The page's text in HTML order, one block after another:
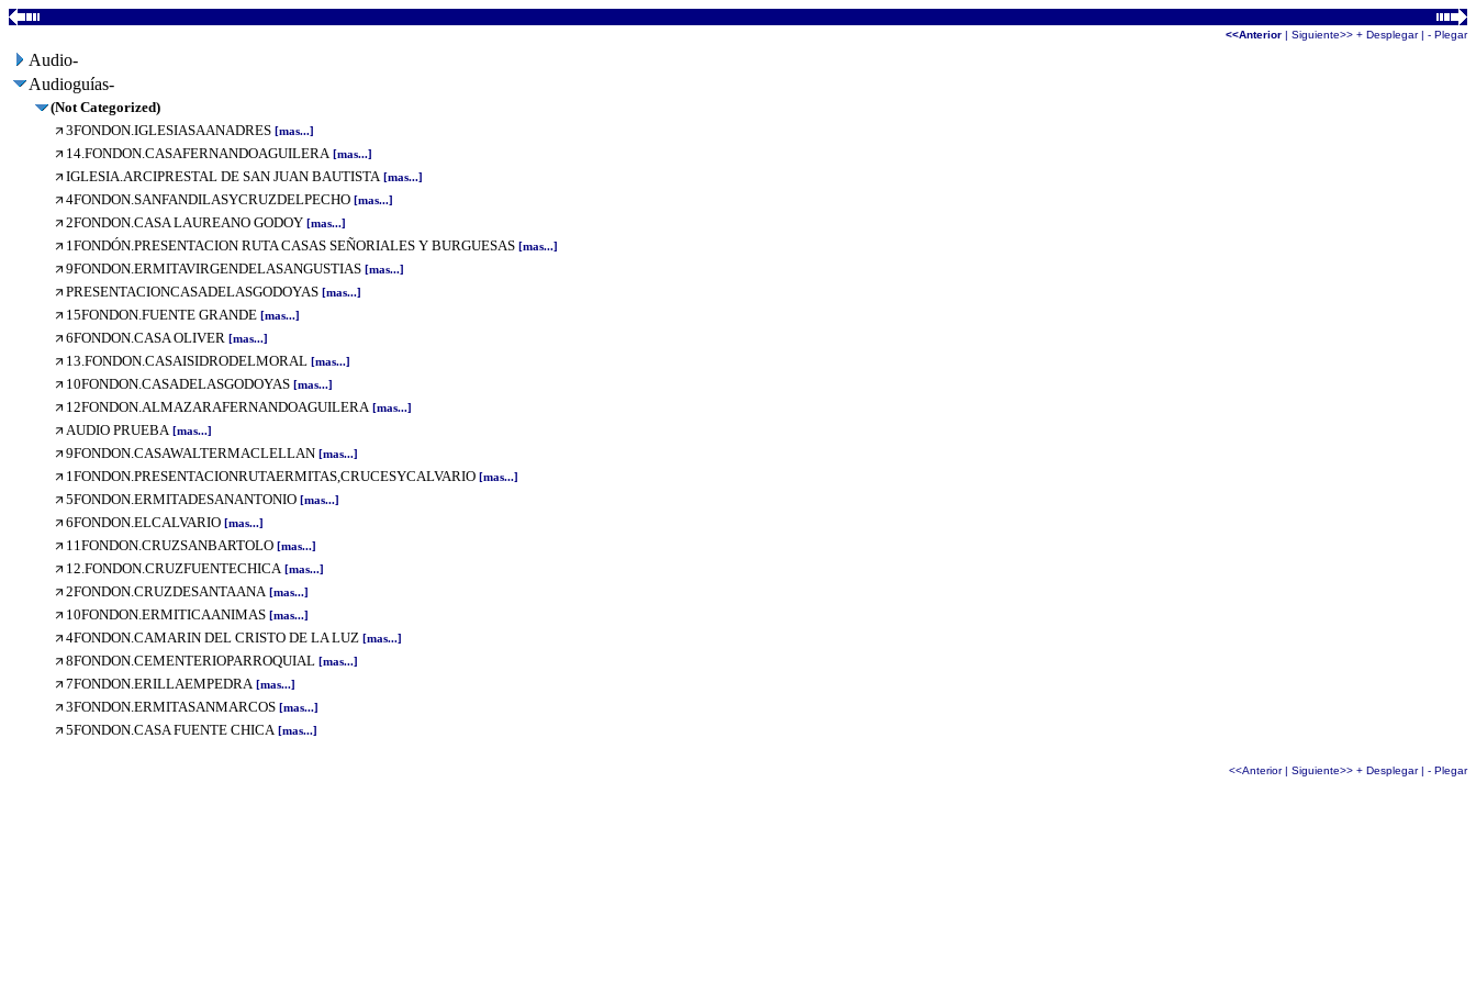
<<Anterior | Siguiente>> + Desplegar| - Plegar
Audio-
Audioguías-
(Not Categorized)
3FONDON.IGLESIASAANADRES [mas...]
14.FONDON.CASAFERNANDOAGUILERA [mas...]
IGLESIA.ARCIPRESTAL DE SAN JUAN BAUTISTA [mas...]
4FONDON.SANFANDILASYCRUZDELPECHO [mas...]
2FONDON.CASA LAUREANO GODOY [mas...]
1FONDÓN.PRESENTACION RUTA CASAS SEÑORIALES Y BURGUESAS [mas...]
9FONDON.ERMITAVIRGENDELASANGUSTIAS [mas...]
PRESENTACIONCASADELASGODOYAS [mas...]
15FONDON.FUENTE GRANDE [mas...]
6FONDON.CASA OLIVER [mas...]
13.FONDON.CASAISIDRODELMORAL [mas...]
10FONDON.CASADELASGODOYAS [mas...]
12FONDON.ALMAZARAFERNANDOAGUILERA [mas...]
AUDIO PRUEBA [mas...]
9FONDON.CASAWALTERMACLELLAN [mas...]
1FONDON.PRESENTACIONRUTAERMITAS,CRUCESYCALVARIO [mas...]
5FONDON.ERMITADESANANTONIO [mas...]
6FONDON.ELCALVARIO [mas...]
11FONDON.CRUZSANBARTOLO [mas...]
12.FONDON.CRUZFUENTECHICA [mas...]
2FONDON.CRUZDESANTAANA [mas...]
10FONDON.ERMITICAANIMAS [mas...]
4FONDON.CAMARIN DEL CRISTO DE LA LUZ [mas...]
8FONDON.CEMENTERIOPARROQUIAL [mas...]
7FONDON.ERILLAEMPEDRA [mas...]
3FONDON.ERMITASANMARCOS [mas...]
5FONDON.CASA FUENTE CHICA [mas...]
<<Anterior| Siguiente>> + Desplegar| - Plegar